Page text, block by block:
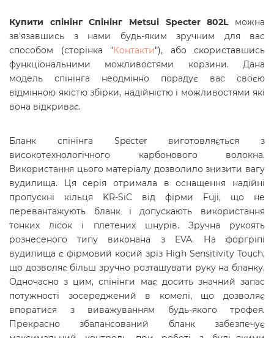
Купити спінінг Спінінг Metsui Specter 802L
можна
зв'язавшись з нами будь-яким зручним для вас
способом (сторінка "Контакти"), або скориставшись
функціональними можливостями корзини. Дана
модель спінінга неодмінно порадує вас своєю
відмінною якістю збірки, надійністю і можливостями які
вона відкриває.
Бланк спінінга Specter виготовляється з
високотехнологічного карбонового волокна.
Використання цього матеріалу дозволило знизити вагу
вудилища. Ця серія отримала в оснащення надійні
пропускні кільця KR-SiC від фірми Fuji, що не
перевантажують бланк і допускають використання
тонких лісок і плетених шнурів. Зручна рукоять
рознесеного типу виконана з EVA. На форгріпі
вудилища є фірмовий косий зріз High Sensitivity Touch,
що дозволяє більш зручно розташувати руку на бланку.
Одночасно з цим, спінінги має досить значний запас
потужності зосереджений в комелі, що дозволяє
впоратися з виважуванням будь-якого трофея.
Прекрасно збалансований бланк забезпечує